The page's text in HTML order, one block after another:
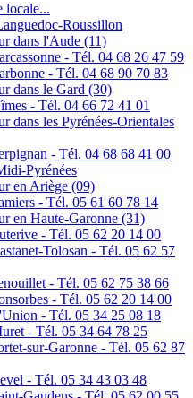
locale...
Roussillon
dans l'Aude (11)
- Tél. 04 68 26 47 59
- Tél. 04 68 90 70 83
dans le Gard (30)
- Tél. 04 66 72 41 01
dans les Pyrénées-Orientales
- Tél. 04 68 68 41 00
Pyrénées
en Ariège (09)
- Tél. 05 61 60 78 14
en Haute-Garonne (31)
- Tél. 05 62 20 14 00
Tolosan - Tél. 05 62 57
- Tél. 05 62 75 38 66
- Tél. 05 62 20 14 00
- Tél. 05 34 25 08 18
- Tél. 05 34 64 78 25
sur-Garonne - Tél. 05 62 87
- Tél. 05 34 43 03 48